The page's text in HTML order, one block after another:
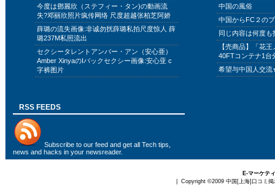
今度は鄧麗欣（ステフィー・タン)の動画流
失?邓丽欣照片疯传网络 尺度超越张柏芝阿娇
薛璐の流失画像:非诚勿扰薛璐私拍尺度惊人 薛
璐237M私照流出
セクシータレントアンバー・アン（安心亜）
Amber XinyaのIバックセクシー画像:安心亚 c
字裤图片
中国の風俗
中国からFC２の
同じ内容は何度
【売商品】「花
40FTコンテナ1台
希望与中国人交
RSS FEEDS
Subscribe to our feed and get all Tech tips,
news and hacks in your newsreader.
E-マーケテ
| Copyright ©2009 中国[上海]口コミ掲